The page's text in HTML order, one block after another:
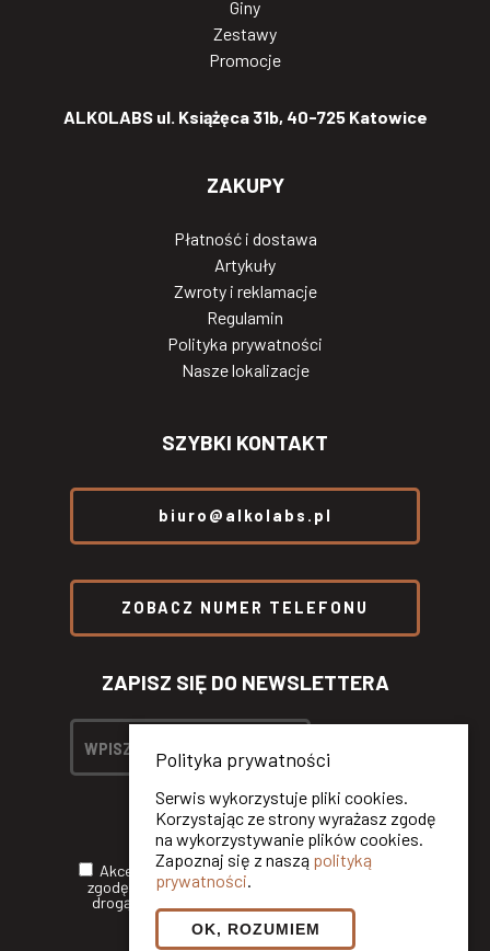
Giny
Zestawy
Promocje
ALKOLABS ul. Książęca 31b, 40-725 Katowice
ZAKUPY
Płatność i dostawa
Artykuły
Zwroty i reklamacje
Regulamin
Polityka prywatności
Nasze lokalizacje
SZYBKI KONTAKT
biuro@alkolabs.pl
ZOBACZ NUMER TELEFONU
ZAPISZ SIĘ DO NEWSLETTERA
AkceptujęPolitykę Prywatnościoraz wyrażam
zgodę na otrzymywanie informacji handlowych
drogą elektroniczną od ALKOLABS SP. Z O.O.*
Polityka prywatności
Serwis wykorzystuje pliki cookies.
Korzystając ze strony wyrażasz zgodę
na wykorzystywanie plików cookies.
Zapoznaj się z naszą polityką
prywatności.
OK, ROZUMIEM